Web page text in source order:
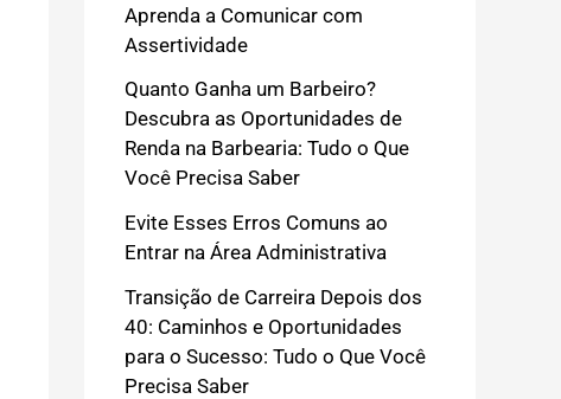
Aprenda a Comunicar com
Assertividade
Quanto Ganha um Barbeiro?
Descubra as Oportunidades de
Renda na Barbearia: Tudo o Que
Você Precisa Saber
Evite Esses Erros Comuns ao
Entrar na Área Administrativa
Transição de Carreira Depois dos
40: Caminhos e Oportunidades
para o Sucesso: Tudo o Que Você
Precisa Saber